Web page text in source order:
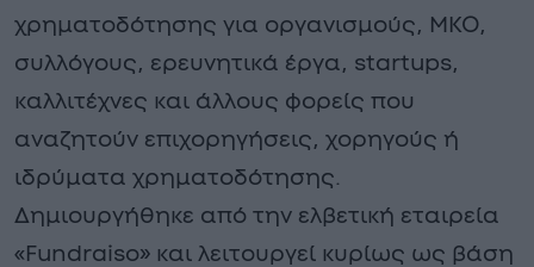
χρηματοδότησης για οργανισμούς, ΜΚΟ,
συλλόγους, ερευνητικά έργα, startups,
καλλιτέχνες και άλλους φορείς που
αναζητούν επιχορηγήσεις, χορηγούς ή
ιδρύματα χρηματοδότησης.
Δημιουργήθηκε από την ελβετική εταιρεία
«Fundraiso» και λειτουργεί κυρίως ως βάση